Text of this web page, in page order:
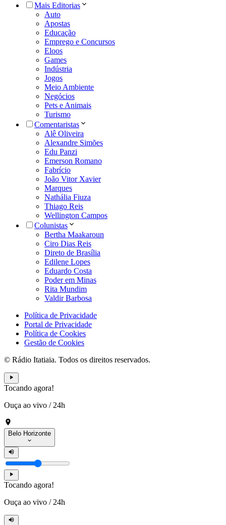
Mais Editorias
Auto
Apostas
Educação
Emprego e Concursos
Eloos
Games
Indústria
Jogos
Meio Ambiente
Negócios
Pets e Animais
Turismo
Comentaristas
Alê Oliveira
Alexandre Simões
Edu Panzi
Emerson Romano
Fabrício
João Vitor Xavier
Marques
Nathália Fiuza
Thiago Reis
Wellington Campos
Colunistas
Bertha Maakaroun
Ciro Dias Reis
Direto de Brasília
Edilene Lopes
Eduardo Costa
Poder em Minas
Rita Mundim
Valdir Barbosa
Política de Privacidade
Portal de Privacidade
Política de Cookies
Gestão de Cookies
© Rádio Itatiaia. Todos os direitos reservados.
Tocando agora!
Ouça ao vivo / 24h
Belo Horizonte
Tocando agora!
Ouça ao vivo / 24h